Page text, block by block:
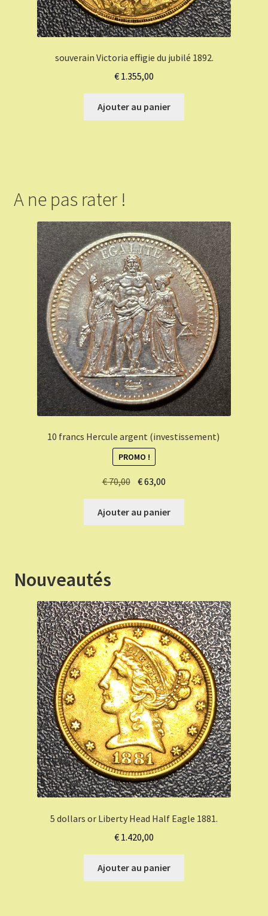
souverain Victoria effigie du jubilé 1892.
€ 1.355,00
Ajouter au panier
A ne pas rater !
10 francs Hercule argent (investissement)
PROMO !
€70,00 Le
initial
était :
€63,00
actuel
est :
Ajouter au panier
Nouveautés
5 dollars or Liberty Head Half Eagle 1881.
€ 1.420,00
Ajouter au panier